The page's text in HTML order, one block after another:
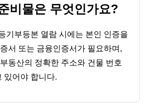
비물은 무엇인가요?
기부등본 열람 시에는 본인 인증을
서 또는 금융인증서가 필요하며,
동산의 정확한 주소와 건물 번호
있어야 합니다.